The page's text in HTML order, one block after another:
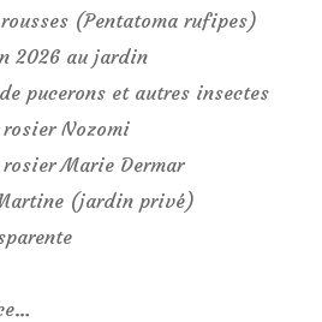
(Pentatoma rufipes)
2026 au jardin
pucerons et autres insectes
rosier Nozomi
rosier Marie Dermar
(jardin privé)